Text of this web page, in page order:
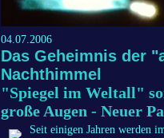
04.07.2006
Das Geheimnis der
Nachthimmel
"Spiegel im Weltall"
große Augen - Neuer
Seit einigen Jahren werden